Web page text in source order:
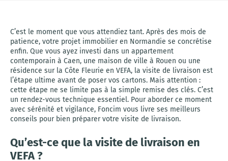
C’est le moment que vous attendiez tant. Après des mois de
patience, votre projet immobilier en Normandie se concrétise
enfin. Que vous ayez investi dans un appartement
contemporain à Caen, une maison de ville à Rouen ou une
résidence sur la Côte Fleurie en VEFA, la visite de livraison est
l’étape ultime avant de poser vos cartons. Mais attention :
cette étape ne se limite pas à la simple remise des clés. C’est
un rendez-vous technique essentiel. Pour aborder ce moment
avec sérénité et vigilance, Foncim vous livre ses meilleurs
conseils pour bien préparer votre visite de livraison.
Qu’est-ce que la visite de livraison en
VEFA ?